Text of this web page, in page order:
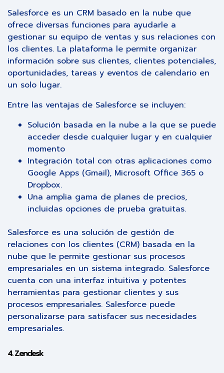
Salesforce es un CRM basado en la nube que
ofrece diversas funciones para ayudarle a
gestionar su equipo de ventas y sus relaciones con
los clientes. La plataforma le permite organizar
información sobre sus clientes, clientes potenciales,
oportunidades, tareas y eventos de calendario en
un solo lugar.
Entre las ventajas de Salesforce se incluyen:
Solución basada en la nube a la que se puede
acceder desde cualquier lugar y en cualquier
momento
Integración total con otras aplicaciones como
Google Apps (Gmail), Microsoft Office 365 o
Dropbox.
Una amplia gama de planes de precios,
incluidas opciones de prueba gratuitas.
Salesforce es una solución de gestión de
relaciones con los clientes (CRM) basada en la
nube que le permite gestionar sus procesos
empresariales en un sistema integrado. Salesforce
cuenta con una interfaz intuitiva y potentes
herramientas para gestionar clientes y sus
procesos empresariales. Salesforce puede
personalizarse para satisfacer sus necesidades
empresariales.
4. Zendesk